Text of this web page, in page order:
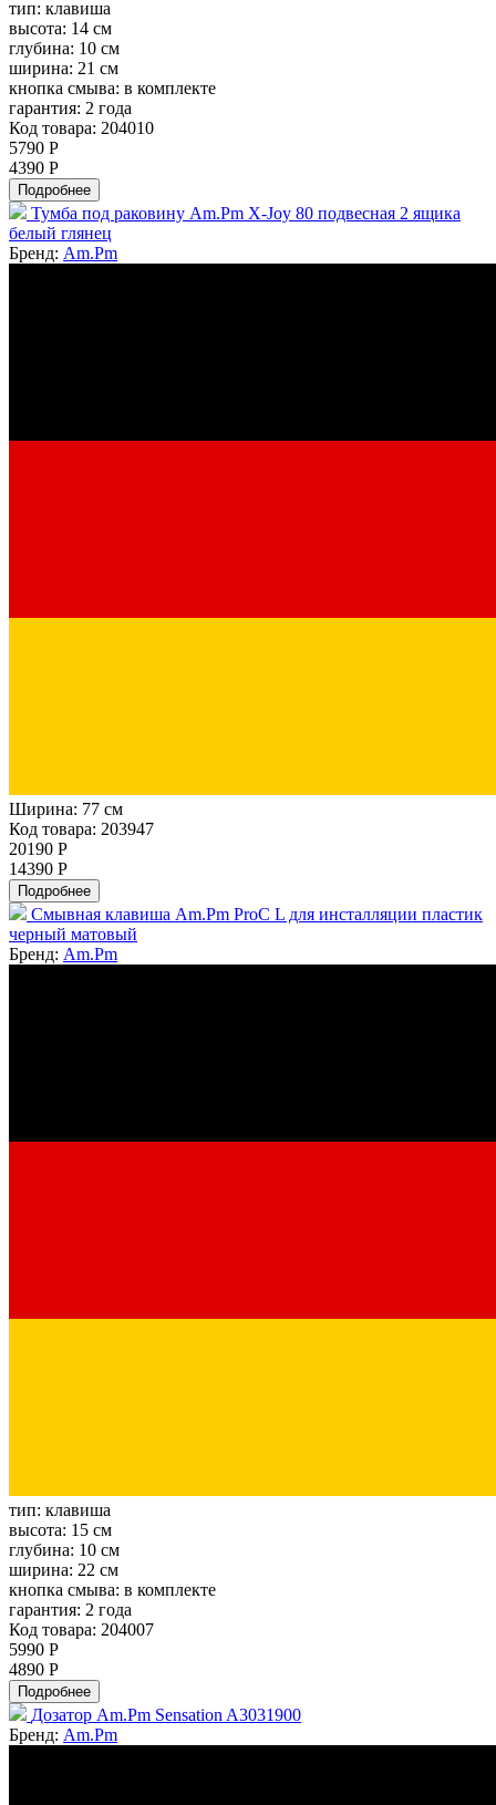
тип: клавиша
высота: 14 см
глубина: 10 см
ширина: 21 см
кнопка смыва: в комплекте
гарантия: 2 года
Код товара: 204010
5790 Р
4390 Р
Подробнее
Тумба под раковину Am.Pm X-Joy 80 подвесная 2 ящика
белый глянец
Бренд: Am.Pm
Ширина: 77 см
Код товара: 203947
20190 Р
14390 Р
Подробнее
Смывная клавиша Am.Pm ProC L для инсталляции пластик
черный матовый
Бренд: Am.Pm
тип: клавиша
высота: 15 см
глубина: 10 см
ширина: 22 см
кнопка смыва: в комплекте
гарантия: 2 года
Код товара: 204007
5990 Р
4890 Р
Подробнее
Дозатор Am.Pm Sensation A3031900
Бренд: Am.Pm